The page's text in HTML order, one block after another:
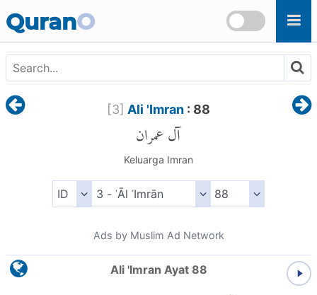
QuranO
[3] Ali 'Imran: 88
آل عمران
Keluarga Imran
Ads by Muslim Ad Network
Ali 'Imran Ayat 88